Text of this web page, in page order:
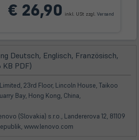
€ 26,90 inkl. USt zzgl. Versand
Deutsch, Englisch, Französisch,
KB PDF)
in
neuem
Tab)
23rd Floor, Lincoln House, Taikoo
Bay, Hong Kong, China,
(Slovakia) s.r.o., Landererova 12, 81109
www.lenovo.com